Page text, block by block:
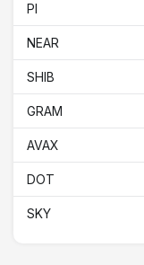
PI
NEAR
SHIB
GRAM
AVAX
DOT
SKY